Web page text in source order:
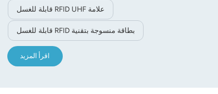
علامة RFID UHF قابلة للغسل
بطاقة منسوجة بتقنية RFID قابلة للغسل
اقرأ المزيد